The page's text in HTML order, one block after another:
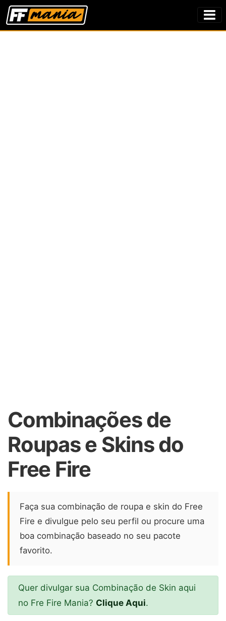
Combinações de
Roupas e Skins do
Free Fire
Faça sua combinação de roupa e skin do Free
Fire e divulgue pelo seu perfil ou procure uma
boa combinação baseado no seu pacote
favorito.
Quer divulgar sua Combinação de Skin aqui
no Fre Fire Mania? Clique Aqui.